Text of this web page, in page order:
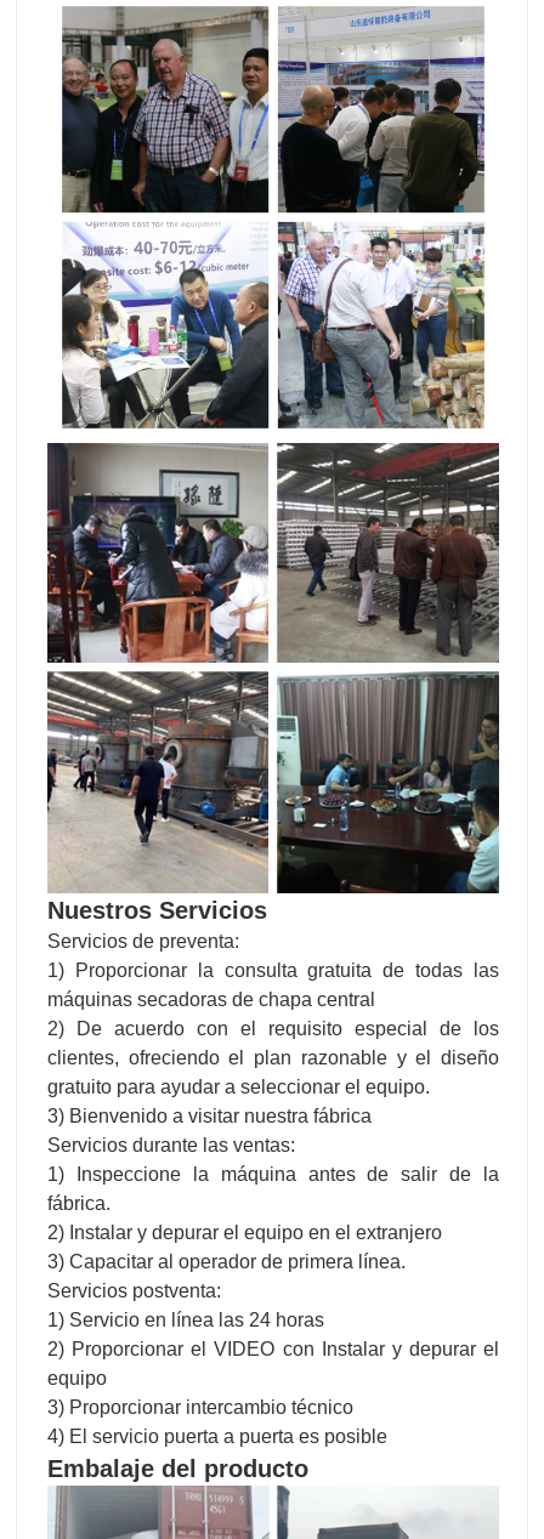
Nuestros Servicios
Servicios de preventa:
1) Proporcionar la consulta gratuita de todas las
máquinas secadoras de chapa central
2) De acuerdo con el requisito especial de los
clientes, ofreciendo el plan razonable y el diseño
gratuito para ayudar a seleccionar el equipo.
3) Bienvenido a visitar nuestra fábrica
Servicios durante las ventas:
1) Inspeccione la máquina antes de salir de la
fábrica.
2) Instalar y depurar el equipo en el extranjero
3) Capacitar al operador de primera línea.
Servicios postventa:
1) Servicio en línea las 24 horas
2) Proporcionar el VIDEO con Instalar y depurar el
equipo
3) Proporcionar intercambio técnico
4) El servicio puerta a puerta es posible
Embalaje del producto